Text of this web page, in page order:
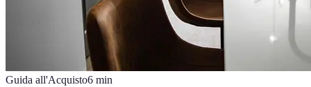
Guida all'Acquisto6 min